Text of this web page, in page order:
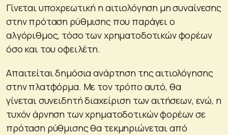
Γίνεται υποχρεωτική η αιτιολόγηση μη συναίνεσης
στην πρόταση ρύθμισης που παράγει ο
αλγόριθμος, τόσο των χρηματοδοτικών φορέων
όσο και του οφειλέτη.
Απαιτείται δημόσια ανάρτηση της αιτιολόγησης
στην πλατφόρμα. Με τον τρόπο αυτό, θα
γίνεται συνειδητή διαχείριση των αιτήσεων, ενώ, η
τυχόν άρνηση των χρηματοδοτικών φορέων σε
πρόταση ρύθμισης θα τεκμηριώνεται από